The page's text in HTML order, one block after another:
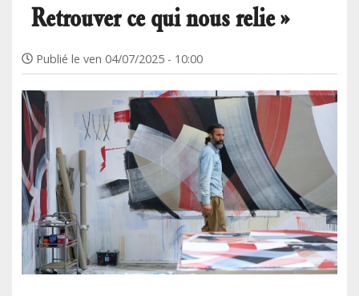
Retrouver ce qui nous relie »
Publié le ven 04/07/2025 - 10:00